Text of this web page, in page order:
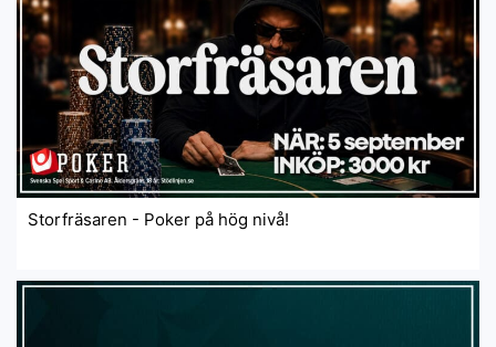
Storfräsaren - Poker på hög nivå!